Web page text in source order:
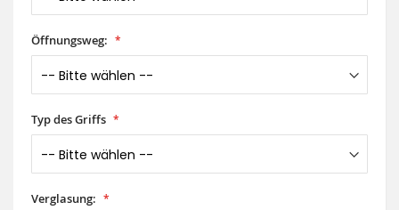
Öffnungsweg:
Typ des Griffs
Verglasung: